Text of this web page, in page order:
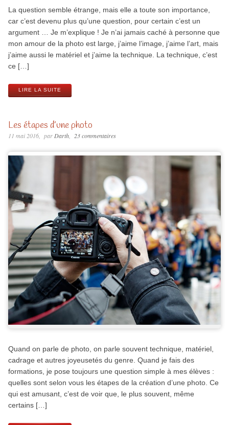
La question semble étrange, mais elle a toute son importance,
car c’est devenu plus qu’une question, pour certain c’est un
argument … Je m’explique ! Je n’ai jamais caché à personne que
mon amour de la photo est large, j’aime l’image, j’aime l’art, mais
j’aime aussi le matériel et j’aime la technique. La technique, c’est
ce […]
LIRE LA SUITE
Les étapes d’une photo
11 mai 2016 par Darth 23 commentaires
Quand on parle de photo, on parle souvent technique, matériel,
cadrage et autres joyeusetés du genre. Quand je fais des
formations, je pose toujours une question simple à mes élèves :
quelles sont selon vous les étapes de la création d’une photo. Ce
qui est amusant, c’est de voir que, le plus souvent, même
certains […]